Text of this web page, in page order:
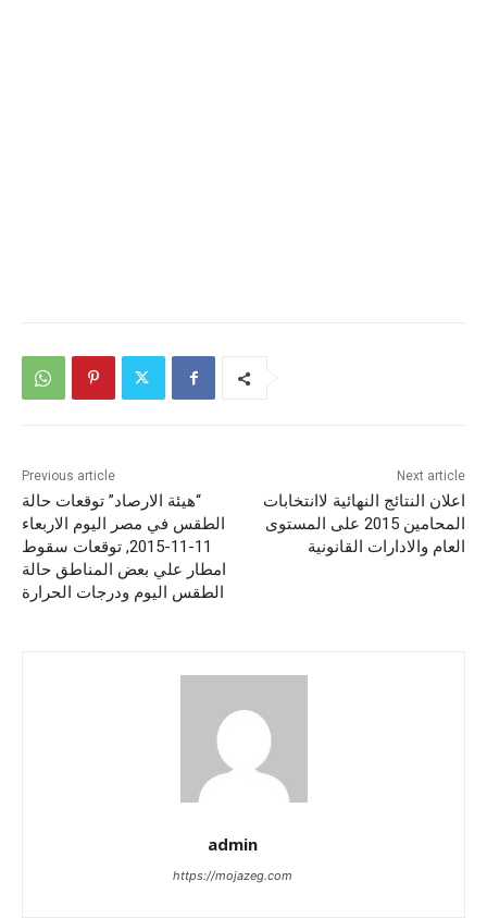
Previous article
“هيئة الارصاد” توقعات حالة
الطقس في مصر اليوم الاربعاء
11-11-2015, توقعات سقوط
امطار علي بعض المناطق حالة
الطقس اليوم ودرجات الحرارة
Next article
اعلان النتائج النهائية لاانتخابات
المحامين 2015 على المستوى
العام والادارات القانونية
admin
https://mojazeg.com